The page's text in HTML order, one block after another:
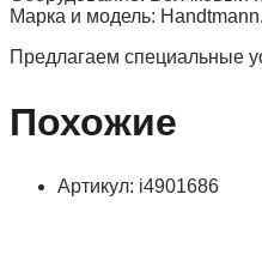
Марка и модель: Handtmann.
Предлагаем специальные
Похожие
Артикул: i4901686